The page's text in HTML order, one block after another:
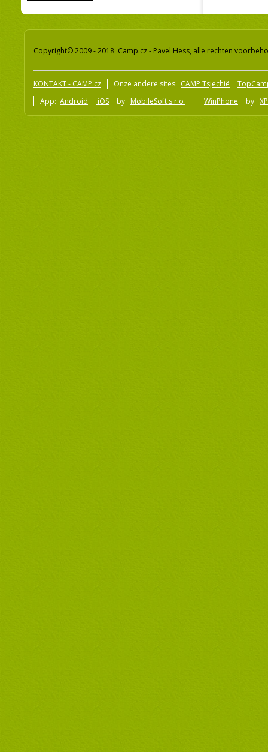
Copyright© 2009 - 2018 Camp.cz - Pavel Hess, alle rechten
KONTAKT - CAMP.cz Onze andere sites: CAMP Tsjechië
App: Android iOS by MobileSoft s.r.o WinPhone by